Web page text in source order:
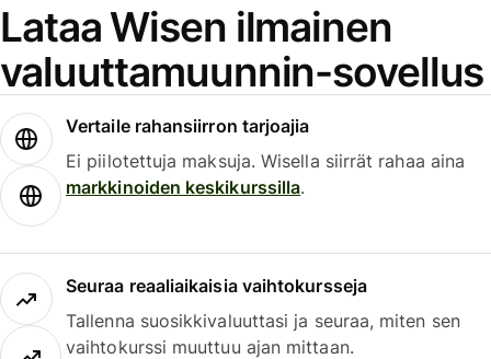
Lataa Wisen ilmainen
valuuttamuunnin-sovellus
Vertaile rahansiirron tarjoajia
Ei piilotettuja maksuja. Wisella siirrät rahaa aina
markkinoiden keskikurssilla.
Seuraa reaaliaikaisia vaihtokursseja
Tallenna suosikkivaluuttasi ja seuraa, miten sen
vaihtokurssi muuttuu ajan mittaan.